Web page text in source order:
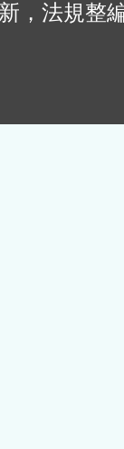
，法規整